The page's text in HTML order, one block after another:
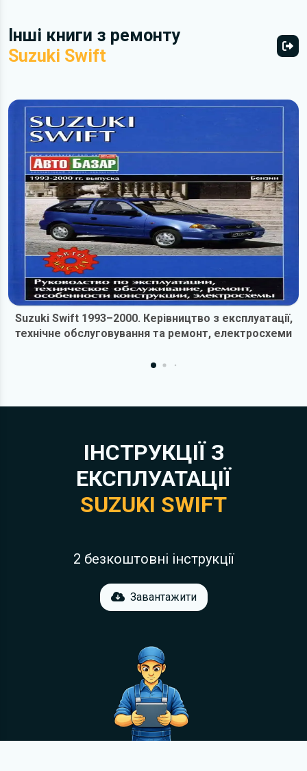
Інші книги з ремонту
Suzuki Swift
Suzuki Swift 1993–2000. Керівництво з експлуатації,
технічне обслуговування та ремонт, електросхеми
ІНСТРУКЦІЇ З
ЕКСПЛУАТАЦІЇ
SUZUKI SWIFT
2 безкоштовні інструкції
Завантажити